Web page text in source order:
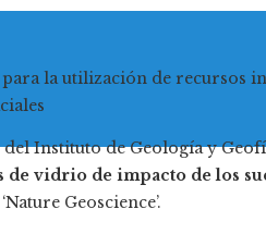
la utilización de recursos
Instituto de Geología y
de vidrio de impacto de los
Geoscience’.